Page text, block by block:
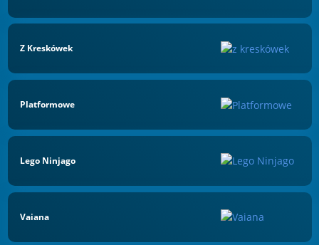
Z Kreskówek
Platformowe
Lego Ninjago
Vaiana